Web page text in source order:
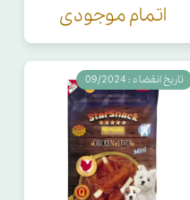
اتمام موجودی
تاریخ انقضاء : 09/2024